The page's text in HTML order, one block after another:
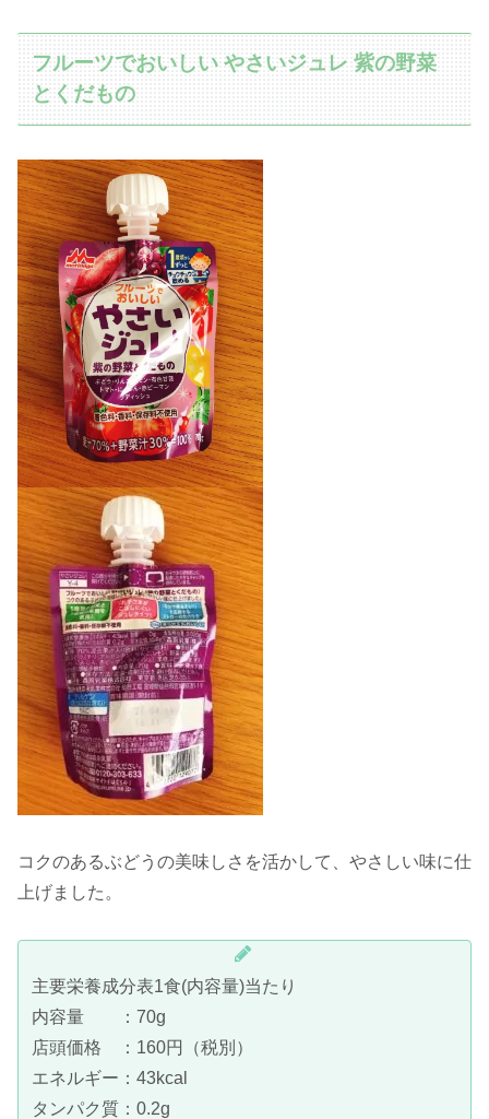
フルーツでおいしい やさいジュレ 紫の野菜
とくだもの
コクのあるぶどうの美味しさを活かして、やさしい味に仕
上げました。
主要栄養成分表1食(内容量)当たり
内容量 ：70g
店頭価格 ：160円（税別）
エネルギー：43kcal
タンパク質：0.2g